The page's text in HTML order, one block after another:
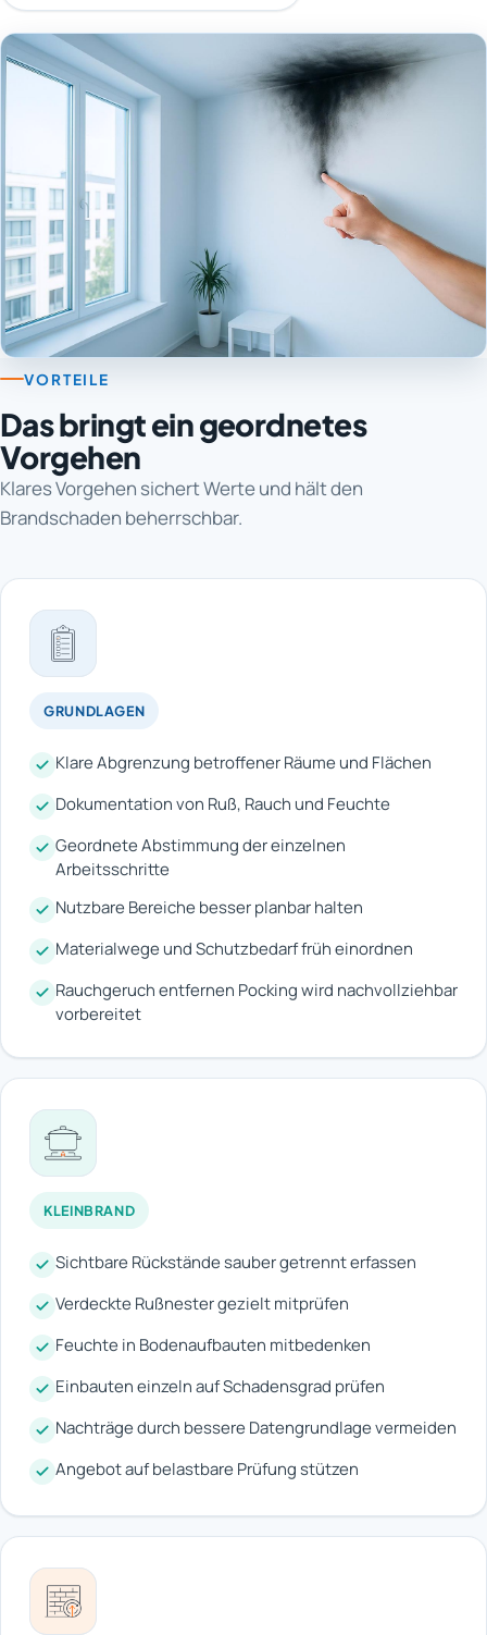
VORTEILE
Das bringt ein geordnetes
Vorgehen
Klares Vorgehen sichert Werte und hält den
Brandschaden beherrschbar.
GRUNDLAGEN
Klare Abgrenzung betroffener Räume und Flächen
Dokumentation von Ruß, Rauch und Feuchte
Geordnete Abstimmung der einzelnen
Arbeitsschritte
Nutzbare Bereiche besser planbar halten
Materialwege und Schutzbedarf früh einordnen
Rauchgeruch entfernen Pocking wird nachvollziehbar
vorbereitet
KLEINBRAND
Sichtbare Rückstände sauber getrennt erfassen
Verdeckte Rußnester gezielt mitprüfen
Feuchte in Bodenaufbauten mitbedenken
Einbauten einzeln auf Schadensgrad prüfen
Nachträge durch bessere Datengrundlage vermeiden
Angebot auf belastbare Prüfung stützen